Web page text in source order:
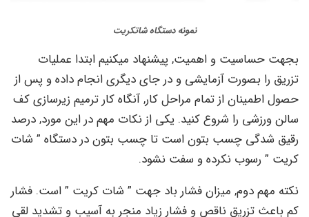
نمونه دستگاه شاتکریت
بجهت حساسیت و اهمیت, پیشنهاد میکنیم ابتدا عملیات
تزریق را بصورت آزمایشی و در جای دیگری انجام داده و پس از
حصول اطمینان از تمام مراحل کار, آنگاه کار ترمیم زیرسازی کف
سالن ورزشی را شروع کنید. یکی از نکات مهم در این مورد, درصد
رقیق شدگی چسب بتون است تا چسب بتون در دستگاه ” شات
کریت ” رسوب نکرده و سفت نشود.
نکته مهم دوم, میزان فشار باد جهت ” شات کریت ” است. فشار
کم باعث تزریق ناقص و فشار زیاد منجر به آسیب و تشدید لقی